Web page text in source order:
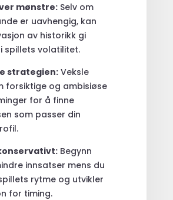
mønstre:Selv om
er uavhengig, kan
av historikk gi
spillets volatilitet.
strategien:Veksle
forsiktige og ambisiøse
for å finne
som passer din
Begynn
innsatser mens du
rytme og utvikler
for timing.